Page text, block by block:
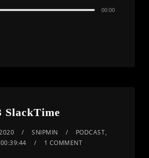
00:00
SlackTime
SNIPMIN PODCAST,
00:39:44 1 COMMENT